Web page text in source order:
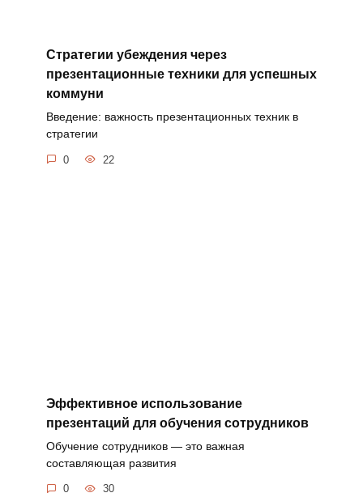
Стратегии убеждения через
презентационные техники для успешных
коммуни
Введение: важность презентационных техник в
стратегии
0 22
Эффективное использование
презентаций для обучения сотрудников
Обучение сотрудников — это важная
составляющая развития
0 30